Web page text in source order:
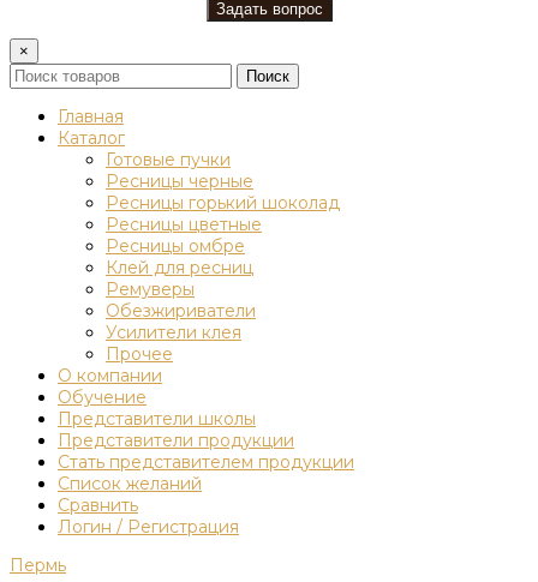
×
Поиск
Главная
Каталог
Готовые пучки
Ресницы черные
Ресницы горький шоколад
Ресницы цветные
Ресницы омбре
Клей для ресниц
Ремуверы
Обезжириватели
Усилители клея
Прочее
О компании
Обучение
Представители школы
Представители продукции
Стать представителем продукции
Список желаний
Сравнить
Логин / Регистрация
Пермь